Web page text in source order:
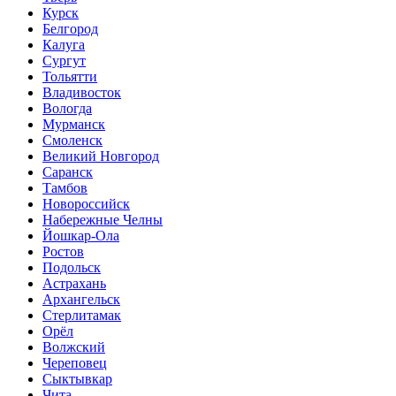
Курск
Белгород
Калуга
Сургут
Тольятти
Владивосток
Вологда
Мурманск
Смоленск
Великий Новгород
Саранск
Тамбов
Новороссийск
Набережные Челны
Йошкар-Ола
Ростов
Подольск
Астрахань
Архангельск
Стерлитамак
Орёл
Волжский
Череповец
Сыктывкар